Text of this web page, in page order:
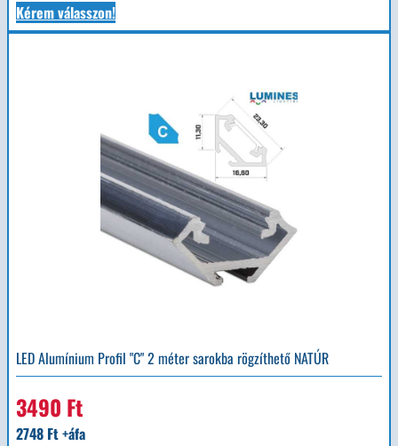
Kérem válasszon!
LED Alumínium Profil "C" 2 méter sarokba rögzíthető NATÚR
3490 Ft
2748 Ft +áfa